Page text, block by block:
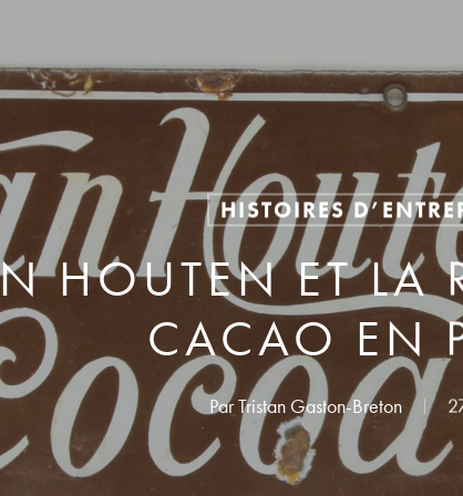
HISTOIRES
HOUTEN ET LA
CACAO EN
ParTristan Gaston-Breton